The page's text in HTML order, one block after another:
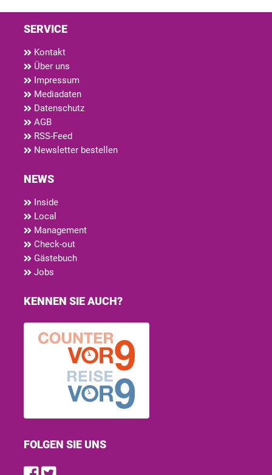
SERVICE
Kontakt
Über uns
Impressum
Mediadaten
Datenschutz
AGB
RSS-Feed
Newsletter bestellen
NEWS
Inside
Local
Management
Check-out
Gästebuch
Jobs
KENNEN SIE AUCH?
FOLGEN SIE UNS